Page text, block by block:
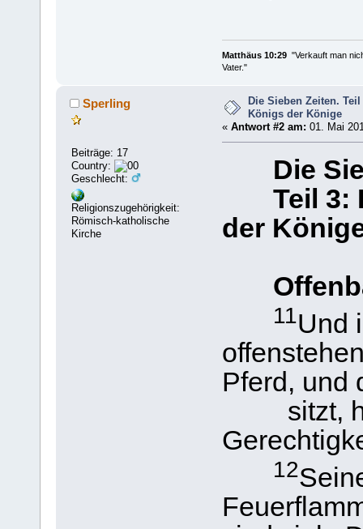
Matthäus 10:29"Verkauft man
Vater."
Sperling
Beiträge: 17
Country:
Geschlecht:
Religionszugehörigkeit:
Römisch-katholische
Kirche
Die Sieben Zeiten.
Königs der Könige
« Antwort #2 am: 01. Mai
Die
Teil 3:
der
11Und
Pferd, und
sitzt,
12